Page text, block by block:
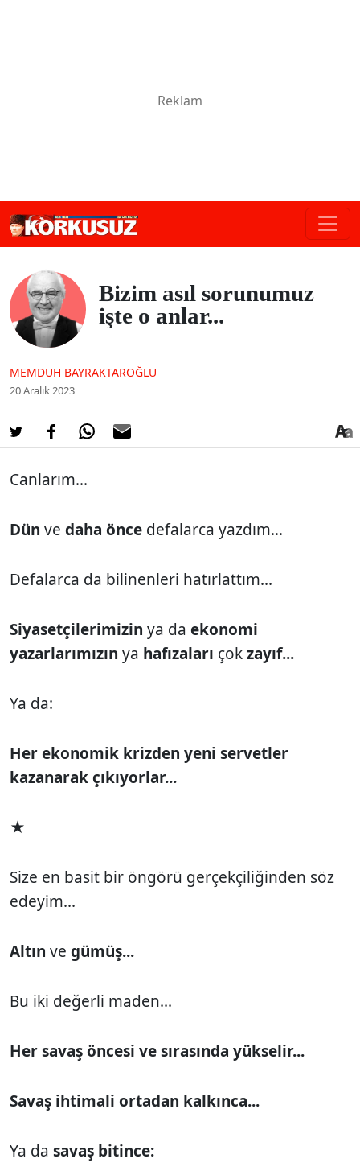
Bizim asıl sorunumuz
işte o anlar...
MEMDUH BAYRAKTAROĞLU
20 Aralık 2023
Canlarım...
Dün ve daha önce defalarca yazdım...
Defalarca da bilinenleri hatırlattım...
Siyasetçilerimizin ya da ekonomi
yazarlarımızın ya hafızaları çokzayıf...
Ya da:
Her ekonomik krizden yeni servetler
kazanarak çıkıyorlar...
★
Size en basit bir öngörü gerçekçiliğinden söz
edeyim...
Altın ve gümüş...
Bu iki değerli maden...
Her savaş öncesi ve sırasında yükselir...
Savaş ihtimali ortadan kalkınca...
Ya da savaş bitince: